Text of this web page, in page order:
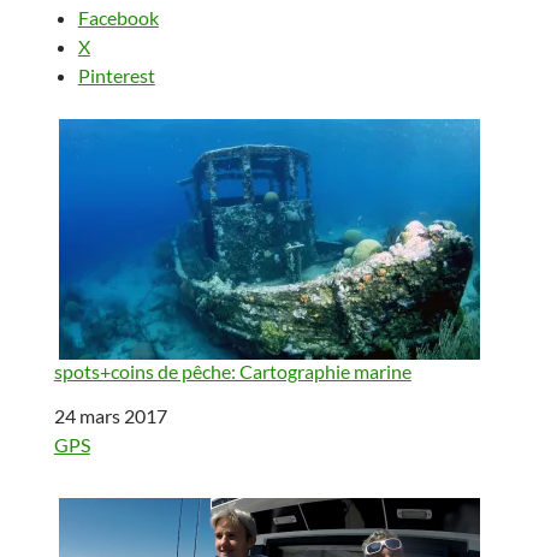
Facebook
X
Pinterest
spots+coins de pêche: Cartographie marine
Date
24 mars 2017
Par rapport à
GPS